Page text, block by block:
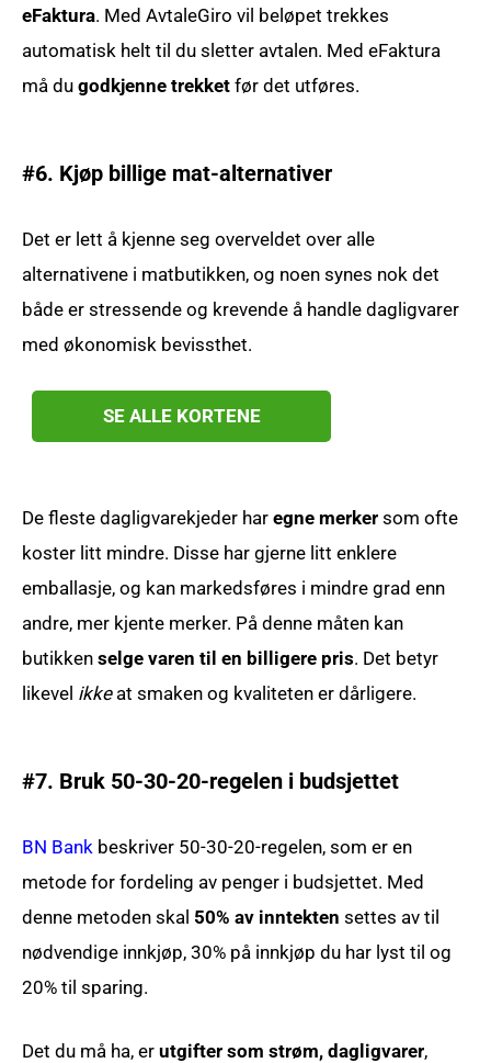
eFaktura. Med AvtaleGiro vil beløpet trekkes
automatisk helt til du sletter avtalen. Med eFaktura
må dugodkjenne trekket før det utføres.
#6. Kjøp billige mat-alternativer
Det er lett å kjenne seg overveldet over alle
alternativene i matbutikken, og noen synes nok det
både er stressende og krevende å handle dagligvarer
med økonomisk bevissthet.
SE ALLE KORTENE
De fleste dagligvarekjeder haregne merker som ofte
koster litt mindre. Disse har gjerne litt enklere
emballasje, og kan markedsføres i mindre grad enn
andre, mer kjente merker. På denne måten kan
butikkenselge varen til en billigere pris. Det betyr
likevel ikkeat smaken og kvaliteten er dårligere.
#7. Bruk 50-30-20-regelen i budsjettet
BN Bank beskriver 50-30-20-regelen, som er en
metode for fordeling av penger i budsjettet. Med
denne metoden skal 50% av inntekten settes av til
nødvendige innkjøp, 30% på innkjøp du har lyst til og
20% til sparing.
Det du må ha, erutgifter som strøm, dagligvarer,